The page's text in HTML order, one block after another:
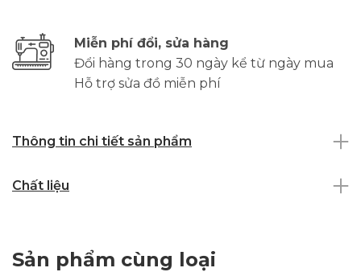
Miễn phí đổi, sửa hàng
Đổi hàng trong 30 ngày kể từ ngày mua
Hỗ trợ sửa đồ miễn phí
Thông tin chi tiết sản phẩm
Chất liệu
Sản phẩm cùng loại